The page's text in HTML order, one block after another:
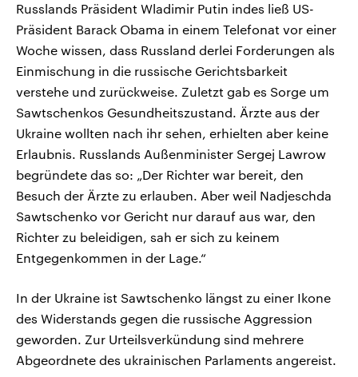
Russlands Präsident Wladimir Putin indes ließ US-
Präsident Barack Obama in einem Telefonat vor einer
Woche wissen, dass Russland derlei Forderungen als
Einmischung in die russische Gerichtsbarkeit
verstehe und zurückweise. Zuletzt gab es Sorge um
Sawtschenkos Gesundheitszustand. Ärzte aus der
Ukraine wollten nach ihr sehen, erhielten aber keine
Erlaubnis. Russlands Außenminister Sergej Lawrow
begründete das so: „Der Richter war bereit, den
Besuch der Ärzte zu erlauben. Aber weil Nadjeschda
Sawtschenko vor Gericht nur darauf aus war, den
Richter zu beleidigen, sah er sich zu keinem
Entgegenkommen in der Lage.“
In der Ukraine ist Sawtschenko längst zu einer Ikone
des Widerstands gegen die russische Aggression
geworden. Zur Urteilsverkündung sind mehrere
Abgeordnete des ukrainischen Parlaments angereist.